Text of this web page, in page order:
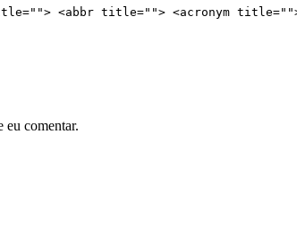
<abbr title=""> <acronym title="">
eu comentar.